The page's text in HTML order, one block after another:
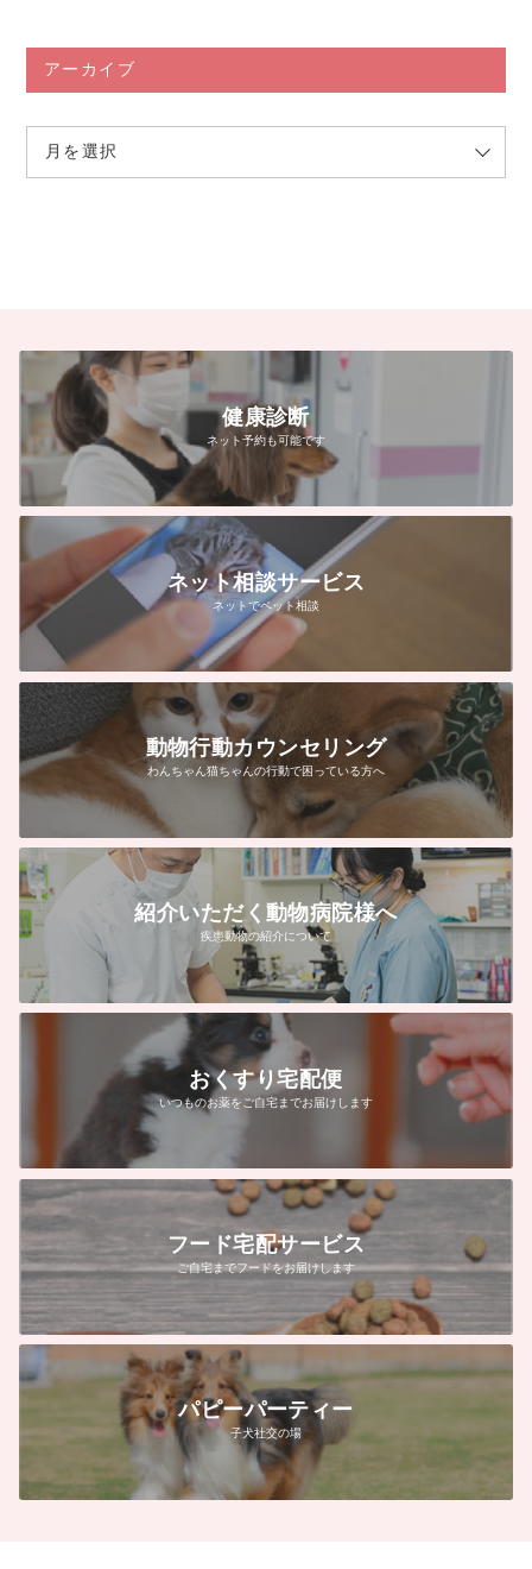
アーカイブ
健康診断
ネット予約も可能です
ネット相談サービス
ネットでペット相談
動物行動カウンセリング
わんちゃん猫ちゃんの行動で困っている方へ
紹介いただく動物病院様へ
疾患動物の紹介について
おくすり宅配便
いつものお薬をご自宅までお届けします
フード宅配サービス
ご自宅までフードをお届けします
パピーパーティー
子犬社交の場